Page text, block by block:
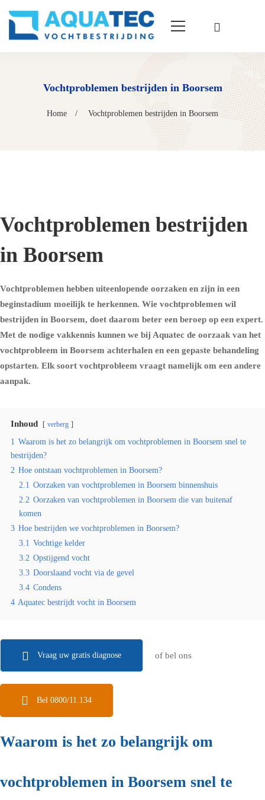
Vochtproblemen bestrijden in Boorsem
Home Vochtproblemen bestrijden in Boorsem
Vochtproblemen bestrijden
in Boorsem
Vochtproblemen hebben uiteenlopende oorzaken en zijn in een
beginstadium moeilijk te herkennen. Wie vochtproblemen wil
bestrijden in Boorsem, doet daarom beter een beroep op een expert.
Met de nodige vakkennis kunnen we bij Aquatec de oorzaak van het
vochtprobleem in Boorsem achterhalen en een gepaste behandeling
opstarten. Elk soort vochtprobleem vraagt namelijk om een andere
aanpak.
Inhoud verberg
1 Waarom is het zo belangrijk om vochtproblemen in Boorsem snel te
bestrijden?
2 Hoe ontstaan vochtproblemen in Boorsem?
2.1 Oorzaken van vochtproblemen in Boorsem binnenshuis
2.2 Oorzaken van vochtproblemen in Boorsem die van buitenaf
komen
3 Hoe bestrijden we vochtproblemen in Boorsem?
3.1 Vochtige kelder
3.2 Opstijgend vocht
3.3 Doorslaand vocht via de gevel
3.4 Condens
4 Aquatec bestrijdt vocht in Boorsem
Vraag uw gratis diagnose of bel ons
Bel 0800/11.134
Waarom is het zo belangrijk om
vochtproblemen in Boorsem snel te